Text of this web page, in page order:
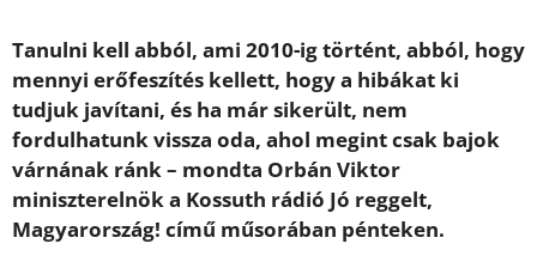
Tanulni kell abból, ami 2010-ig történt, abból, hogy
mennyi erőfeszítés kellett, hogy a hibákat ki
tudjuk javítani, és ha már sikerült, nem
fordulhatunk vissza oda, ahol megint csak bajok
várnának ránk – mondta Orbán Viktor
miniszterelnök a Kossuth rádió Jó reggelt,
Magyarország! című műsorában pénteken.